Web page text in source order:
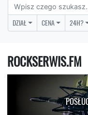
DZIAŁ CENA 24H?
ROCKSERWIS.FM